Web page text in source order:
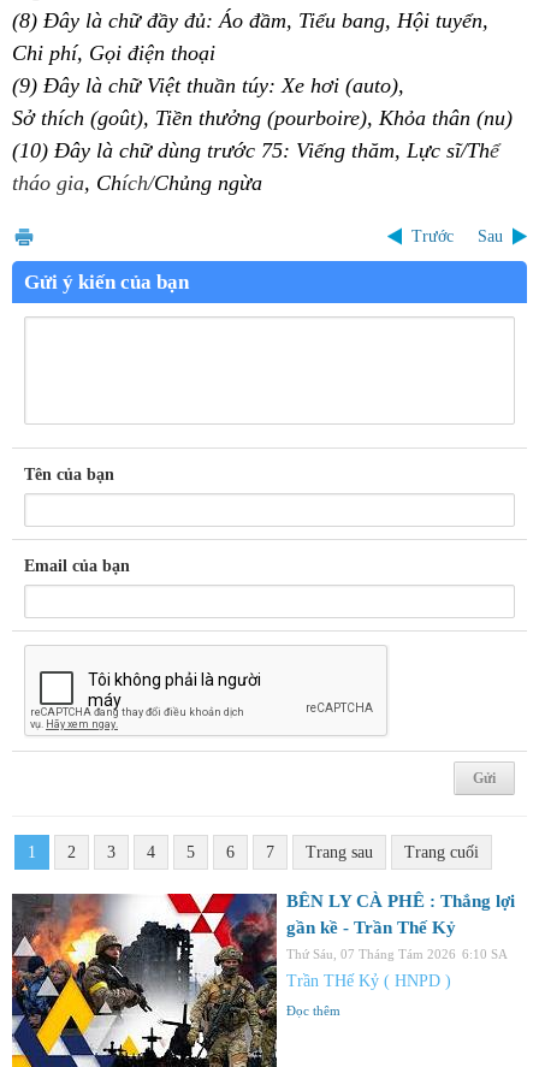
(8) Đây là chữ đầy đủ: Áo đầm, Tiểu bang, Hội tuyển,
Chi phí, Gọi điện thoại
(9) Đây là chữ Việt thuần túy: Xe hơi (auto),
Sở thích (goût), Tiền thưởng (pourboire), Khỏa thân (nu)
(10) Đây là chữ dùng trước 75: Viếng thăm, Lực sĩ/Thể
tháo gia, Chích/Chủng ngừa
Trước Sau
Gửi ý kiến của bạn
Tên của bạn
Email của bạn
1 2 3 4 5 6 7 Trang sau Trang cuối
BÊN LY CÀ PHÊ : Thắng lợi
gần kề - Trần Thế Kỷ
Thứ Sáu, 07 Tháng Tám 2026 6:10 SA
Trần THế Kỷ ( HNPD )
Đọc thêm